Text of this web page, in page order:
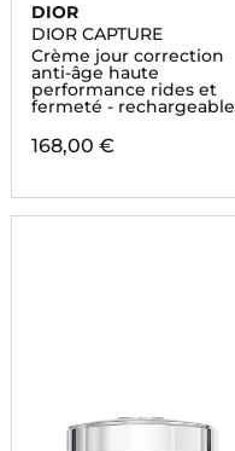
DIOR
DIOR CAPTURE
Crème jour correction
anti-âge haute
performance rides et
fermeté - rechargeable
168,00 €